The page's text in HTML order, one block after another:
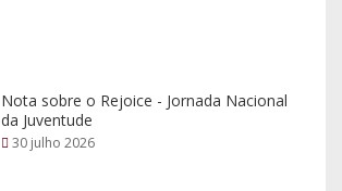
Nota sobre o Rejoice - Jornada Nacional
da Juventude
30 julho 2026